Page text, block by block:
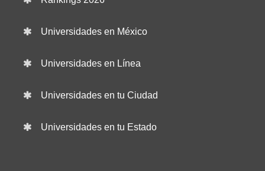
Universidades en México
Universidades en Línea
Universidades en tu Ciudad
Universidades en tu Estado